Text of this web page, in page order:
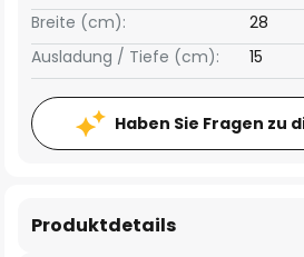
Breite (cm): 28
Ausladung / Tiefe (cm): 15
Haben Sie Fragen zu
Produktdetails